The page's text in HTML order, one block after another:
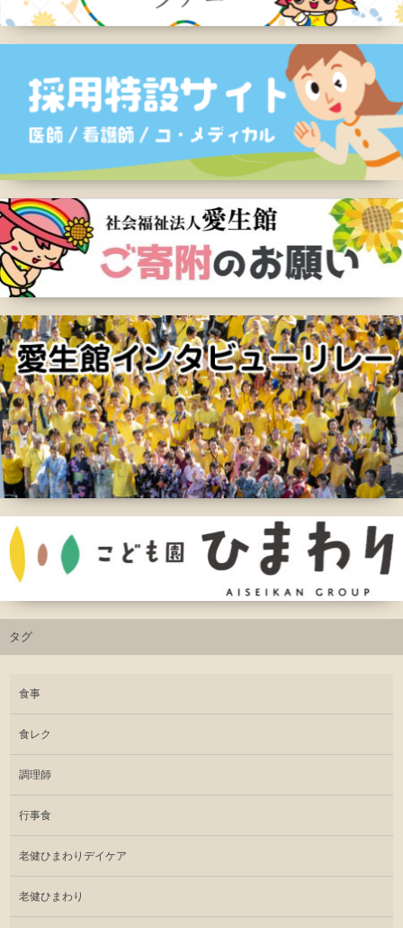
タグ
食事
食レク
調理師
行事食
老健ひまわりデイケア
老健ひまわり